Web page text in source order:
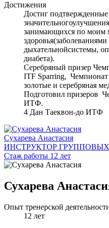
Достижения
Достиг подтвержденные
занимающихся по моим
дыхательнойсистемы,
диабета).
Серебряный призер
ITF Sparring,
золотые и серебряная
Подготовил призеров
ИТФ.
4 Дан Таеквон-до ИТФ
Сухарева Анастасия
ИНСТРУКТОР
Стаж работы 12 лет
Сухарева
Опыт тренерской
12 лет